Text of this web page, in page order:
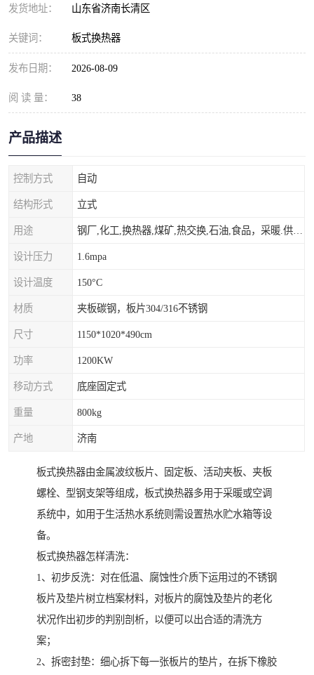
发货地址： 山东省济南长清区
关键词： 板式换热器
发布日期： 2026-08-09
阅 读 量： 38
产品描述
控制方式 自动
结构形式 立式
用途
设计压力 1.6mpa
设计温度 150°C
材质 夹板碳钢，板片304/316不锈钢
尺寸 1150*1020*490cm
功率 1200KW
移动方式 底座固定式
重量 800kg
产地 济南
板式换热器由金属波纹板片、固定板、活动夹板、夹板
螺栓、型钢支架等组成，板式换热器多用于采暖或空调
系统中，如用于生活热水系统则需设置热水贮水箱等设
备。
板式换热器怎样清洗：
1、初步反洗：对在低温、腐蚀性介质下运用过的不锈钢
板片及垫片树立档案材料，对板片的腐蚀及垫片的老化
状况作出初步的判别剖析，以便可以出合适的清洗方
案；
2、拆密封垫：细心拆下每一张板片的垫片，在拆下橡胶